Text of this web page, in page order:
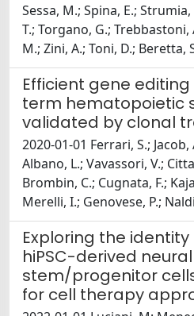
Sessa, M.; Spina, E.;
T.; Torgano, G.; Trebbastoni,
M.; Zini, A.; Toni, D.; Beretta,
Efficient gene
term hematopoietic
validated by clonal
2020-01-01 Ferrari, S.;
Albano, L.; Vavassori, V.;
Brombin, C.; Cugnata, F.;
Merelli, I.; Genovese, P.;
Exploring the
hiPSC-derived neural
stem/progenitor
for cell therapy